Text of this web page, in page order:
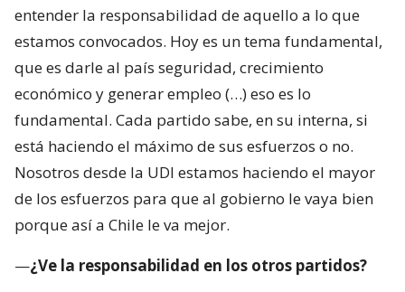
entender la responsabilidad de aquello a lo que
estamos convocados. Hoy es un tema fundamental,
que es darle al país seguridad, crecimiento
económico y generar empleo (…) eso es lo
fundamental. Cada partido sabe, en su interna, si
está haciendo el máximo de sus esfuerzos o no.
Nosotros desde la UDI estamos haciendo el mayor
de los esfuerzos para que al gobierno le vaya bien
porque así a Chile le va mejor.
—¿Ve la responsabilidad en los otros partidos?